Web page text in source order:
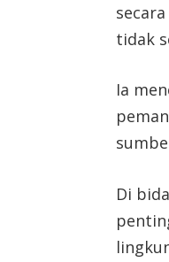
tidak
Ia
Di